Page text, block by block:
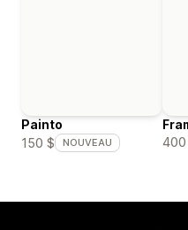
Painto
150 $
NOUVEAU
400